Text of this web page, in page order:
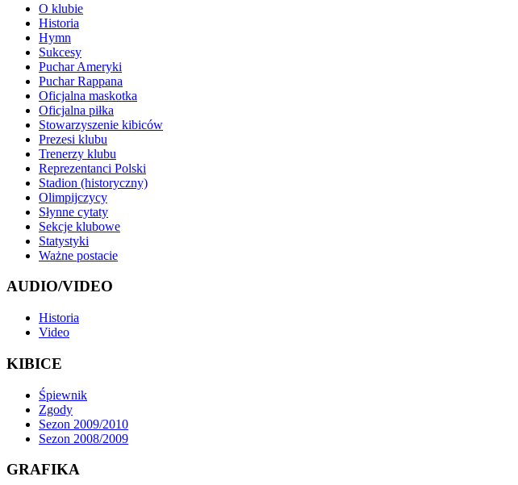
O klubie
Historia
Hymn
Sukcesy
Puchar Ameryki
Puchar Rappana
Oficjalna maskotka
Oficjalna piłka
Stowarzyszenie kibiców
Prezesi klubu
Trenerzy klubu
Reprezentanci Polski
Stadion (historyczny)
Olimpijczycy
Słynne cytaty
Sekcje klubowe
Statystyki
Ważne postacie
AUDIO/VIDEO
Historia
Video
KIBICE
Śpiewnik
Zgody
Sezon 2009/2010
Sezon 2008/2009
GRAFIKA